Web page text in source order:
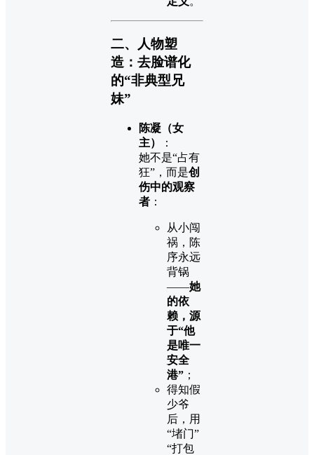
二、人物塑
造：去脸谱化
的“非典型兄
妹”
陈凝（女
主）
：
她不是“占有
狂”，而是创
伤中的观察
者 ：
从小闯
祸，陈
序永远
背锅
——她
的依
赖，源
于“他
是唯一
安全
港” ；
得知假
少爷
后，用
“堵门”
“打包